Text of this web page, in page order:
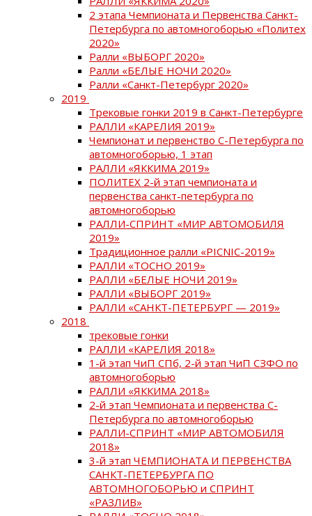
2 этапа Чемпионата и Первенства Санкт-
Петербурга по автомногоборью «Политех
2020»
Ралли «ВЫБОРГ 2020»
Ралли «БЕЛЫЕ НОЧИ 2020»
Ралли «Санкт-Петербург 2020»
2019
Трековые гонки 2019 в Санкт-Петербурге
РАЛЛИ «КАРЕЛИЯ 2019»
Чемпионат и первенство С-Петербурга по
автомногоборью, 1 этап
РАЛЛИ «ЯККИМА 2019»
ПОЛИТЕХ 2-й этап чемпионата и
первенства санкт-петербурга по
автомногоборью
РАЛЛИ-СПРИНТ «МИР АВТОМОБИЛЯ
2019»
Традиционное ралли «PICNIC-2019»
РАЛЛИ «ТОСНО 2019»
РАЛЛИ «БЕЛЫЕ НОЧИ 2019»
РАЛЛИ «ВЫБОРГ 2019»
РАЛЛИ «САНКТ-ПЕТЕРБУРГ — 2019»
2018
трековые гонки
РАЛЛИ «КАРЕЛИЯ 2018»
1-й этап ЧиП СПб, 2-й этап ЧиП СЗФО по
автомногоборью
РАЛЛИ «ЯККИМА 2018»
2-й этап Чемпионата и первенства С-
Петербурга по автомногоборью
РАЛЛИ-СПРИНТ «МИР АВТОМОБИЛЯ
2018»
3-й этап ЧЕМПИОНАТА И ПЕРВЕНСТВА
САНКТ-ПЕТЕРБУРГА ПО
АВТОМНОГОБОРЬЮ и СПРИНТ
«РАЗЛИВ»